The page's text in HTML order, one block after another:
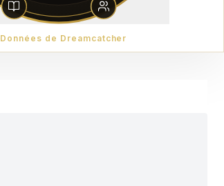
Données de Dreamcatcher